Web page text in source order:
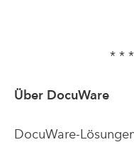
* *
Über DocuWare
DocuWare-